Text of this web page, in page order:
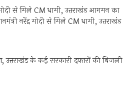
मोदी से मिले CM धामी, उत्तराखंड आगमन का
नरेंद्र मोदी से मिले CM धामी, उत्तराखंड
के कई सरकारी दफ्तरों की बिजली